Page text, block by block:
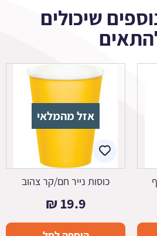
שיכולים
אזל מהמלאי
כוסות נייר חם/קר צהוב
19.9
₪